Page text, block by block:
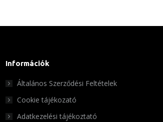
Információk
Általános Szerződési Feltételek
Cookie tájékozató
Adatkezelési tájékoztató